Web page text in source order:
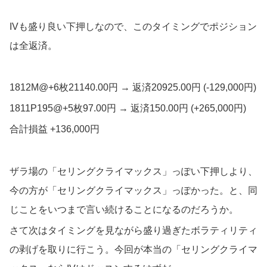
IVも盛り良い下押しなので、このタイミングでポジション
は全返済。
1812M@+6枚21140.00円 → 返済20925.00円 (-129,000円)
1811P195@+5枚97.00円 → 返済150.00円 (+265,000円)
合計損益 +136,000円
ザラ場の「セリングクライマックス」っぽい下押しより、
今の方が「セリングクライマックス」っぽかった。と、同
じことをいつまで言い続けることになるのだろうか。
さて次はタイミングを見ながら盛り過ぎたボラティリティ
の剥げを取りに行こう。今回が本当の「セリングクライマ